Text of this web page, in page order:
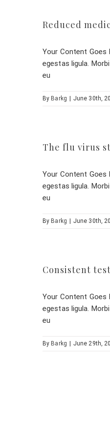
Reduced
Your Content Goes
egestas ligula.
eu
By Barkg June 30th,
The flu virus
Your Content Goes
egestas ligula.
eu
By Barkg June 30th,
Consistent
Your Content Goes
egestas ligula.
eu
By Barkg June 29th,